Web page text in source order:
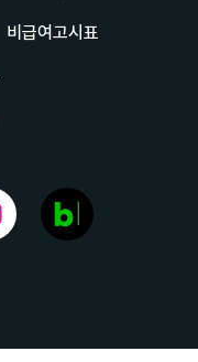
비급여고시표